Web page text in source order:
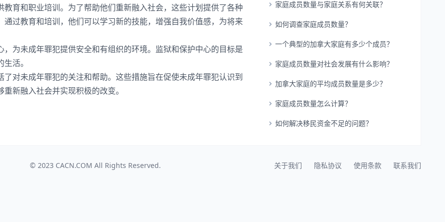
育和职业培训。为了帮助他们重新融入社会，这些计划提供了各种
过教育和培训，他们可以学习新的技能，增强自我价值感，为将来
为未成年罪犯提供安全和有组织的环境。监狱和保护中心的目标是
活。
对未成年罪犯的关注和帮助。这些措施旨在促使未成年罪犯认识到
新融入社会并实现积极的改变。
家庭成员数量与家庭关系有何关联？
如何调查家庭成员数量？
一个典型的加拿大家庭有多少个成员？
家庭成员数量对社会发展有什么影响？
加拿大家庭的平均成员数量是多少？
家庭成员数量怎么计算？
如何解决移民资金不足的问题？
关于我们 隐私协议 使用条款 联系我们
© 2023 CACN.COM All Rights Reserved.